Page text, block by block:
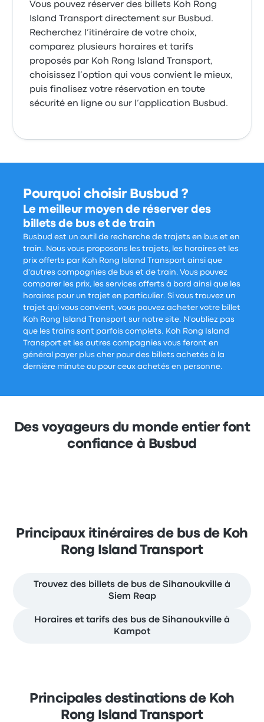
Vous pouvez réserver des billets Koh Rong
Island Transport directement sur Busbud.
Recherchez l’itinéraire de votre choix,
comparez plusieurs horaires et tarifs
proposés par Koh Rong Island Transport,
choisissez l’option qui vous convient le mieux,
puis finalisez votre réservation en toute
sécurité en ligne ou sur l’application Busbud.
Pourquoi choisir Busbud ?
Le meilleur moyen de réserver des
billets de bus et de train
Busbud est un outil de recherche de trajets en bus et en
train. Nous vous proposons les trajets, les horaires et les
prix offerts par Koh Rong Island Transport ainsi que
d'autres compagnies de bus et de train. Vous pouvez
comparer les prix, les services offerts à bord ainsi que les
horaires pour un trajet en particulier. Si vous trouvez un
trajet qui vous convient, vous pouvez acheter votre billet
Koh Rong Island Transport sur notre site. N'oubliez pas
que les trains sont parfois complets. Koh Rong Island
Transport et les autres compagnies vous feront en
général payer plus cher pour des billets achetés à la
dernière minute ou pour ceux achetés en personne.
Des voyageurs du monde entier font
confiance à Busbud
Principaux itinéraires de bus de Koh
Rong Island Transport
Trouvez des billets de bus de Sihanoukville à
Siem Reap
Horaires et tarifs des bus de Sihanoukville à
Kampot
Principales destinations de Koh
Rong Island Transport